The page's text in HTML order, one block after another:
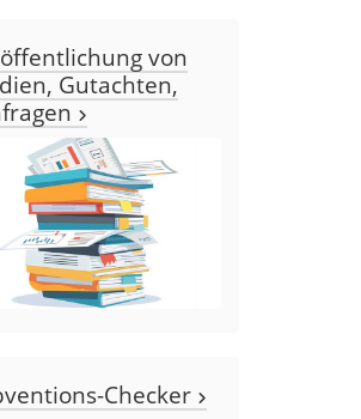
von
Gutachten,
Checker